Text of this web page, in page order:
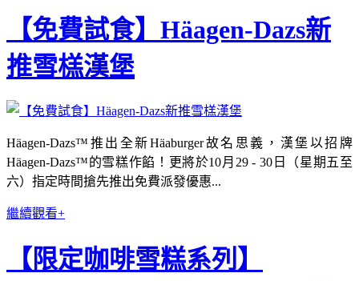
【免費試食】Häagen-Dazs新
推雪榚漢堡
Häagen-Dazs™推出全新Häaburger故名思義，漢堡以招牌
Häagen-Dazs™的雪糕作餡！更將於10月29 - 30日（星期五至
六）指定時間搶先推出免費派發優惠...
繼續觀看+
【限定咖啡雪糕系列】